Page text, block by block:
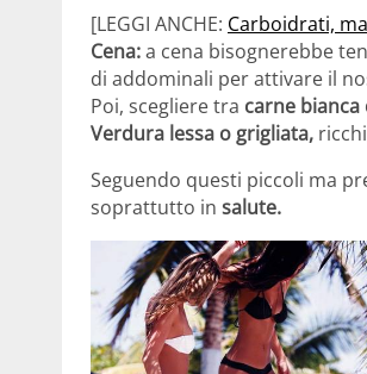
[LEGGI ANCHE: Carboidrati,
Cena:a cena bisognerebbe
di addominali per attivare il
Poi, scegliere tra carne
Verdura lessa o grigliata,
Seguendo questi piccoli ma
soprattutto in salute.